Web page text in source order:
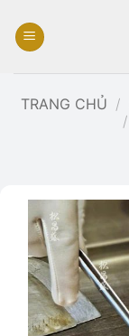
qua
dung
TRANG CHỦ /
/